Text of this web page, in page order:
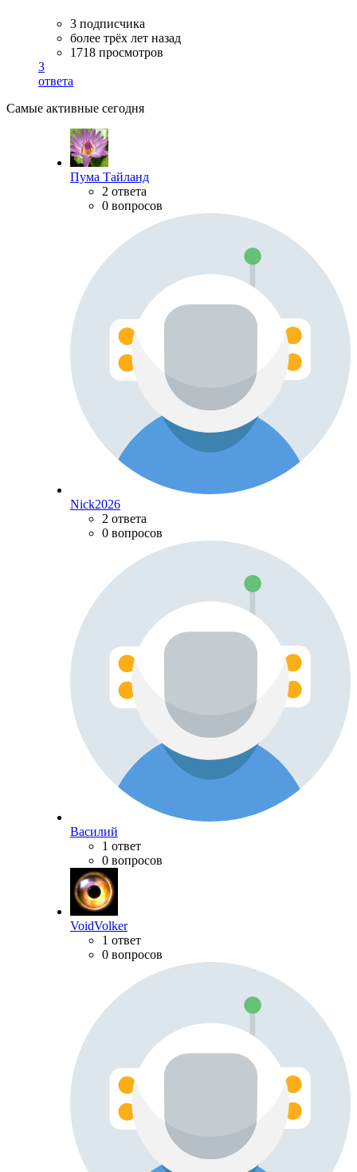
3 подписчика
более трёх лет назад
1718 просмотров
3
ответа
Самые активные сегодня
Пума Тайланд
2 ответа
0 вопросов
Nick2026
2 ответа
0 вопросов
Василий
1 ответ
0 вопросов
VoidVolker
1 ответ
0 вопросов